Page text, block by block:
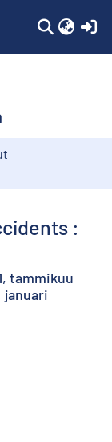
:
tammikuu
januari